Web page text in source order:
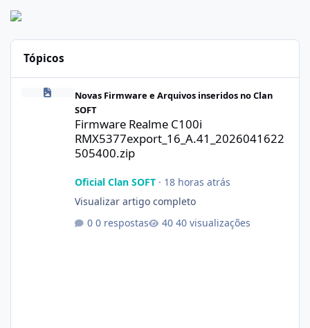
Tópicos
Novas Firmware e Arquivos inseridos no Clan
SOFT
Firmware Realme C100i
RMX5377export_16_A.41_2026041622
505400.zip
Oficial Clan SOFT· 18 horas atrás
Visualizar artigo completo
0 respostas
40 visualizações